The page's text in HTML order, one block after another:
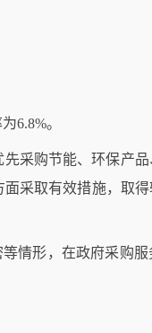
6.8%。
采购节能、环保产
采取有效措施，取
情形，在政府采购